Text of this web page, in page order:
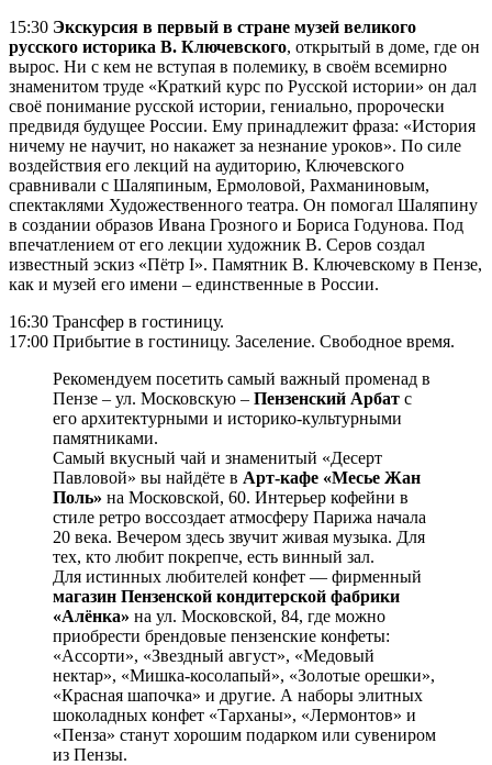
15:30 Экскурсия в первый в стране музей великого
русского историка В. Ключевского, открытый в доме, где он
вырос. Ни с кем не вступая в полемику, в своём всемирно
знаменитом труде «Краткий курс по Русской истории» он дал
своё понимание русской истории, гениально, пророчески
предвидя будущее России. Ему принадлежит фраза: «История
ничему не научит, но накажет за незнание уроков». По силе
воздействия его лекций на аудиторию, Ключевского
сравнивали с Шаляпиным, Ермоловой, Рахманиновым,
спектаклями Художественного театра. Он помогал Шаляпину
в создании образов Ивана Грозного и Бориса Годунова. Под
впечатлением от его лекции художник В. Серов создал
известный эскиз «Пётр I». Памятник В. Ключевскому в Пензе,
как и музей его имени – единственные в России.
16:30 Трансфер в гостиницу.
17:00 Прибытие в гостиницу. Заселение. Свободное время.
Рекомендуем посетить самый важный променад в
Пензе – ул. Московскую – Пензенский Арбат с
его архитектурными и историко-культурными
памятниками.
Самый вкусный чай и знаменитый «Десерт
Павловой» вы найдёте в Арт-кафе «Месье Жан
Поль» на Московской, 60. Интерьер кофейни в
стиле ретро воссоздает атмосферу Парижа начала
20 века. Вечером здесь звучит живая музыка. Для
тех, кто любит покрепче, есть винный зал.
Для истинных любителей конфет — фирменный
магазин Пензенской кондитерской фабрики
«Алёнка» на ул. Московской, 84, где можно
приобрести брендовые пензенские конфеты:
«Ассорти», «Звездный август», «Медовый
нектар», «Мишка-косолапый», «Золотые орешки»,
«Красная шапочка» и другие. А наборы элитных
шоколадных конфет «Тарханы», «Лермонтов» и
«Пенза» станут хорошим подарком или сувениром
из Пензы.